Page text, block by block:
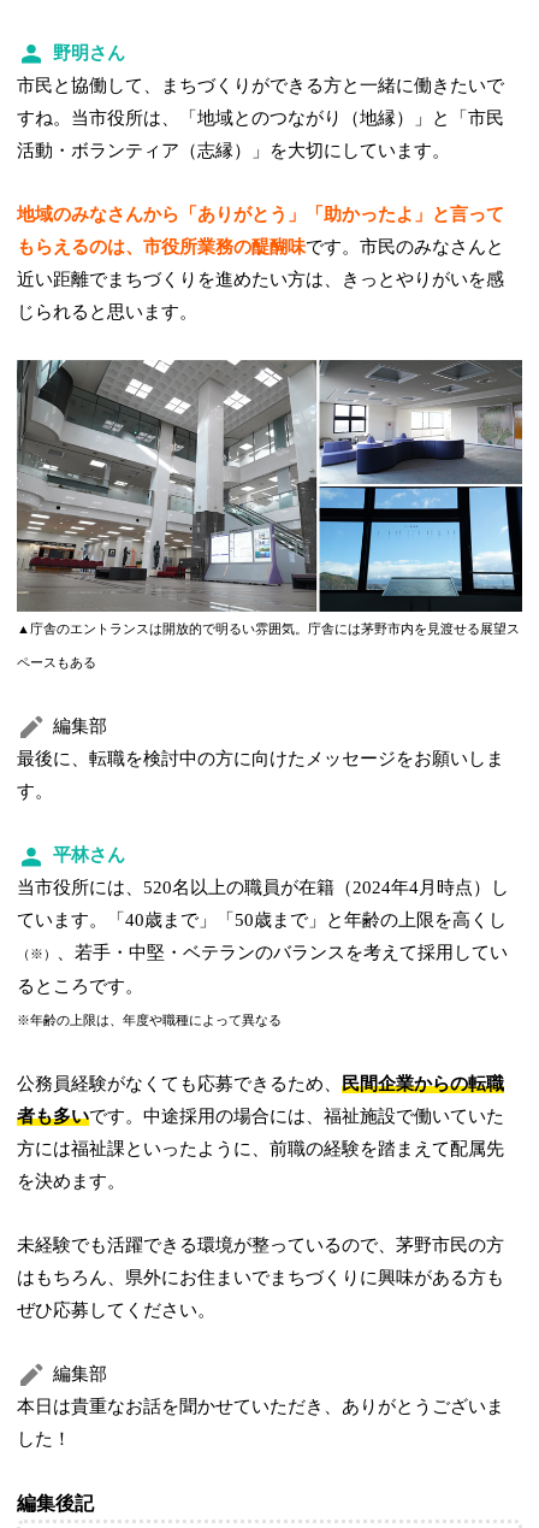
野明さん
市民と協働して、まちづくりができる方と一緒に働きたいで
すね。当市役所は、「地域とのつながり（地縁）」と「市民
活動・ボランティア（志縁）」を大切にしています。
地域のみなさんから「ありがとう」「助かったよ」と言って
もらえるのは、市役所業務の醍醐味です。市民のみなさんと
近い距離でまちづくりを進めたい方は、きっとやりがいを感
じられると思います。
▲庁舎のエントランスは開放的で明るい雰囲気。庁舎には茅野市内を見渡せる展望ス
ペースもある
編集部
最後に、転職を検討中の方に向けたメッセージをお願いしま
す。
平林さん
当市役所には、520名以上の職員が在籍（2024年4月時点）し
ています。「40歳まで」「50歳まで」と年齢の上限を高くし
（※）
、若手・中堅・ベテランのバランスを考えて採用してい
るところです。
※年齢の上限は、年度や職種によって異なる
公務員経験がなくても応募できるため、民間企業からの転職
者も多いです。中途採用の場合には、福祉施設で働いていた
方には福祉課といったように、前職の経験を踏まえて配属先
を決めます。
未経験でも活躍できる環境が整っているので、茅野市民の方
はもちろん、県外にお住まいでまちづくりに興味がある方も
ぜひ応募してください。
編集部
本日は貴重なお話を聞かせていただき、ありがとうございま
した！
編集後記